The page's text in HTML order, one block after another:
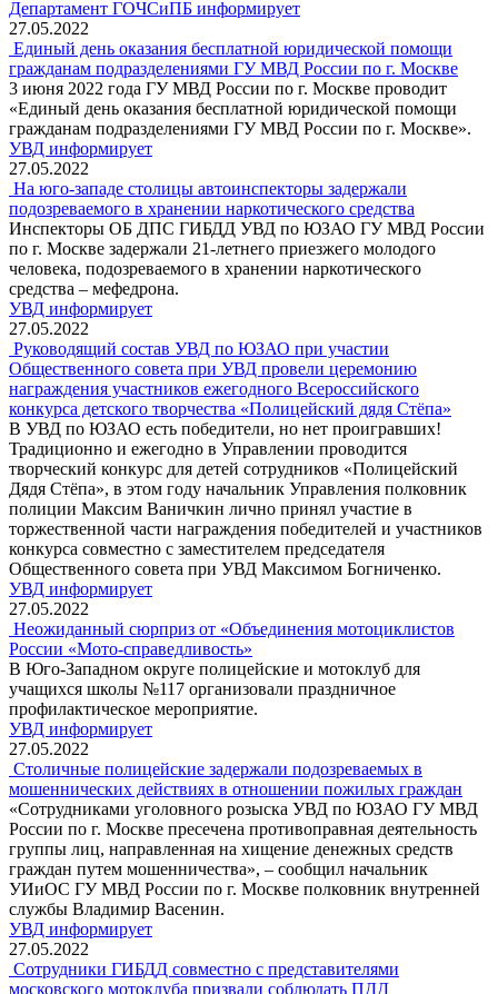
Департамент ГОЧСиПБ информирует
27.05.2022
Единый день оказания бесплатной юридической помощи
гражданам подразделениями ГУ МВД России по г. Москве
3 июня 2022 года ГУ МВД России по г. Москве проводит
«Единый день оказания бесплатной юридической помощи
гражданам подразделениями ГУ МВД России по г. Москве».
УВД информирует
27.05.2022
На юго-западе столицы автоинспекторы задержали
подозреваемого в хранении наркотического средства
Инспекторы ОБ ДПС ГИБДД УВД по ЮЗАО ГУ МВД России
по г. Москве задержали 21-летнего приезжего молодого
человека, подозреваемого в хранении наркотического
средства – мефедрона.
УВД информирует
27.05.2022
Руководящий состав УВД по ЮЗАО при участии
Общественного совета при УВД провели церемонию
награждения участников ежегодного Всероссийского
конкурса детского творчества «Полицейский дядя Стёпа»
В УВД по ЮЗАО есть победители, но нет проигравших!
Традиционно и ежегодно в Управлении проводится
творческий конкурс для детей сотрудников «Полицейский
Дядя Стёпа», в этом году начальник Управления полковник
полиции Максим Ваничкин лично принял участие в
торжественной части награждения победителей и участников
конкурса совместно с заместителем председателя
Общественного совета при УВД Максимом Богниченко.
УВД информирует
27.05.2022
Неожиданный сюрприз от «Объединения мотоциклистов
России «Мото-справедливость»
В Юго-Западном округе полицейские и мотоклуб для
учащихся школы №117 организовали праздничное
профилактическое мероприятие.
УВД информирует
27.05.2022
Столичные полицейские задержали подозреваемых в
мошеннических действиях в отношении пожилых граждан
«Сотрудниками уголовного розыска УВД по ЮЗАО ГУ МВД
России по г. Москве пресечена противоправная деятельность
группы лиц, направленная на хищение денежных средств
граждан путем мошенничества», – сообщил начальник
УИиОС ГУ МВД России по г. Москве полковник внутренней
службы Владимир Васенин.
УВД информирует
27.05.2022
Сотрудники ГИБДД совместно с представителями
московского мотоклуба призвали соблюдать ПДД